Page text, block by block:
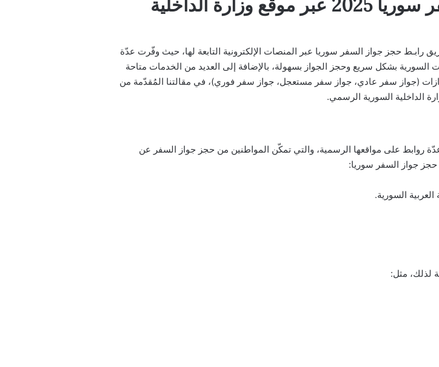
احجز بسرعة.. رابـط حجز جواز السفر سوريا 2025 عبر موقع وزارة الداخلية
رابـط حجز جواز السفر سوريا عبر المنصات الإلكترونية التابعة لها، حيث وفّرت عدّة
السورية بشكل سريع وحجز الجواز بسهولة، بالإضافة إلى العديد من الخدمات متاحة
(جواز سفر عادي، جواز سفر مستعجل، جواز سفر فوري)، في مقالتنا المُقدّمة من
الداخلية السورية الرسمي.
روابط على مواقعها الرسمية، والتي تمكّن المواطنين من حجز جواز السفر عن
جواز السفر سوريا:
السورية.
لذلك، مثل: